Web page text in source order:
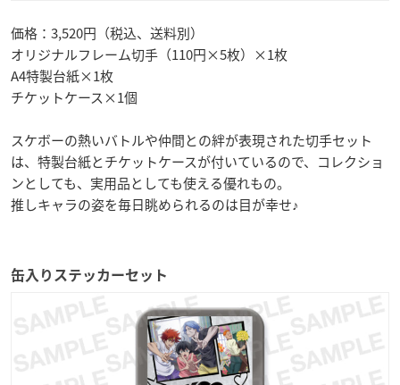
価格：3,520円（税込、送料別）
オリジナルフレーム切手（110円×5枚）×1枚
A4特製台紙×1枚
チケットケース×1個
スケボーの熱いバトルや仲間との絆が表現された切手セット
は、特製台紙とチケットケースが付いているので、コレクショ
ンとしても、実用品としても使える優れもの。
推しキャラの姿を毎日眺められるのは目が幸せ♪
缶入りステッカーセット